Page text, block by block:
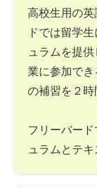
高校生用の
ドでは留学
ュラムを提
業に参加で
の補習を２時
フリーバー
ュラムとテ